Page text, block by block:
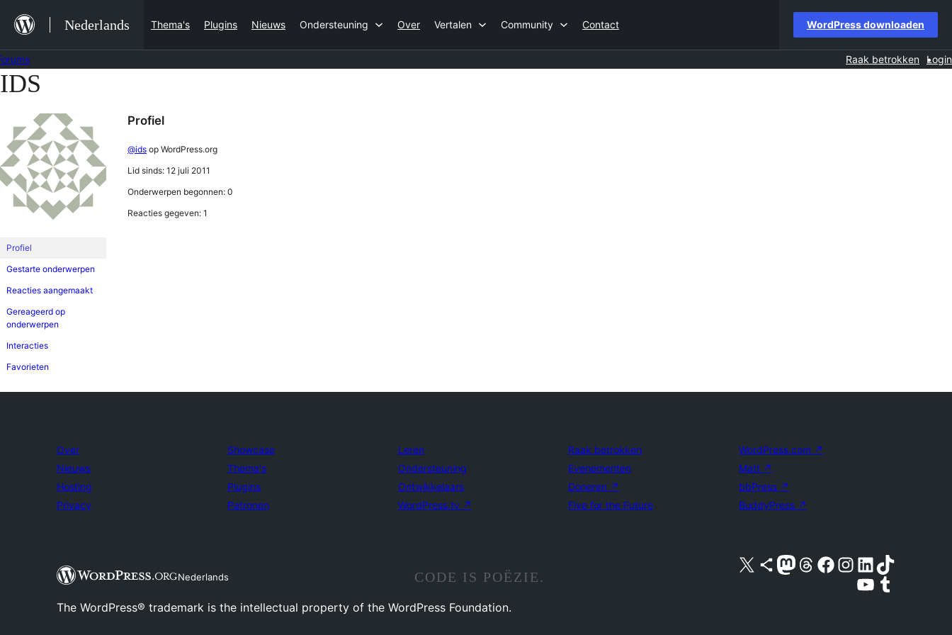
naar
de
inhoud
Nederlands Thema's Plugins Nieuws Ondersteuning Over Vertalen Community Contact WordPress downloaden
Raak betrokken Login
Ga
inhoud
IDS
Profiel
Gestarte onderwerpen
Reacties aangemaakt
Gereageerd op
onderwerpen
Interacties
Favorieten
Profiel
@ids op WordPress.org
Lid sinds: 12 juli 2011
Onderwerpen begonnen: 0
Reacties gegeven: 1
Over
Nieuws
Hosting
Privacy
Showcase
Thema's
Plugins
Patronen
Leren
Ondersteuning
Ontwikkelaars
WordPress.tv ↗
Raak betrokken
Evenementen
Doneren ↗
Five for the Future
WordPress.com ↗
Matt ↗
bbPress ↗
BuddyPress ↗
Nederlands
Bezoek ons X (voorheen Twitter) account
Bezoek ons Bluesky account
Bezoek ons Mastodon account
Bezoek ons Threads account
Onze Facebook pagina bezoeken
Bezoek ons Instagram account
Bezoek ons LinkedIn account
Bezoek ons TikTok account
Bezoek ons YouTube kanaalBezoek ons Tumblr account
CODE IS POËZIE.
The WordPress® trademark is the intellectual property of the WordPress Foundation.